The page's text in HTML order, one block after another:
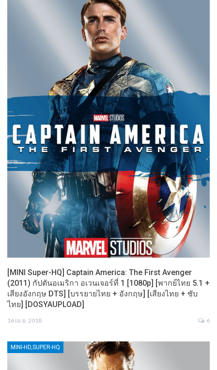
[MINI Super-HQ] Captain America: The First Avenger
(2011) กัปตันอเมริกา อเวนเจอร์ที่ 1 [1080p] [พากย์ไทย 5.1 +
เสียงอังกฤษ DTS] [บรรยายไทย + อังกฤษ] [เสียงไทย + ซับ
ไทย] [DOSYAUPLOAD]
16 เม.ย. 2018 6
MINI-HD,SUPER-HQ